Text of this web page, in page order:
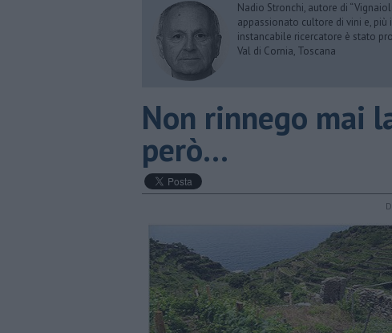
Nadio Stronchi, autore di
appassionato cultore di vini e,
instancabile ricercatore è stato
Val di Cornia, Toscana
​Non rinnego mai
però...